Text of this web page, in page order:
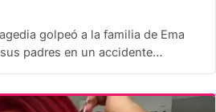
golpeó a la familia de Ema
padres en un accidente…